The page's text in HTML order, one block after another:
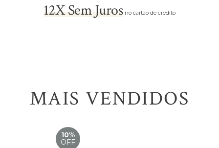
12X Sem Juros no cartão de crédito
MAIS VENDIDOS
10%
OFF